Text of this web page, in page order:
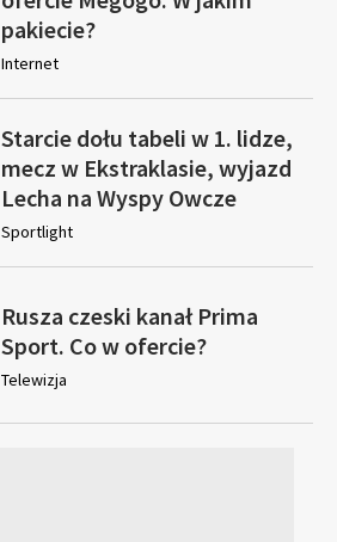
pakiecie?
Internet
Starcie dołu tabeli w 1. lidze,
mecz w Ekstraklasie, wyjazd
Lecha na Wyspy Owcze
Sportlight
Rusza czeski kanał Prima
Sport. Co w ofercie?
Telewizja